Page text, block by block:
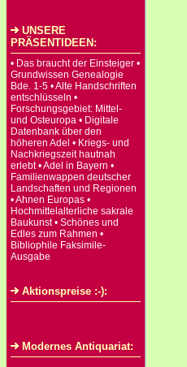
UNSERE
PRÄSENTIDEEN:
• Das braucht der Einsteiger •
Grundwissen Genealogie
Bde. 1-5 • Alte Handschriften
entschlüsseln •
Forschungsgebiet: Mittel-
und Osteuropa • Digitale
Datenbank über den
höheren Adel • Kriegs- und
Nachkriegszeit hautnah
erlebt • Adel in Bayern •
Familienwappen deutscher
Landschaften und Regionen
• Ahnen Europas •
Hochmittelalterliche sakrale
Baukunst • Schönes und
Edles zum Rahmen •
Bibliophile Faksimile-
Ausgabe
Aktionspreise :-):
Modernes Antiquariat: